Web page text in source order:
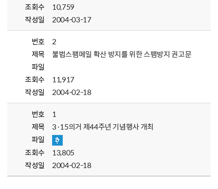
조회수
10,759
작성일
2004-03-17
번호
2
제목
불법스팸메일 확산 방지를 위한 스팸방지 권고문
파일
조회수
11,917
작성일
2004-02-18
번호
1
제목
3·15의거 제44주년 기념행사 개최
파일
조회수
13,805
작성일
2004-02-18